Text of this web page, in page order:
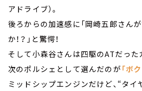
アドライブ）。
後ろからの加速感に「岡崎五郎さん
か！？」と驚愕！
そして小森谷さんは四駆のATだった
次のポルシェとして選んだのが「ボ
ミッドシップエンジンだけど、“タ